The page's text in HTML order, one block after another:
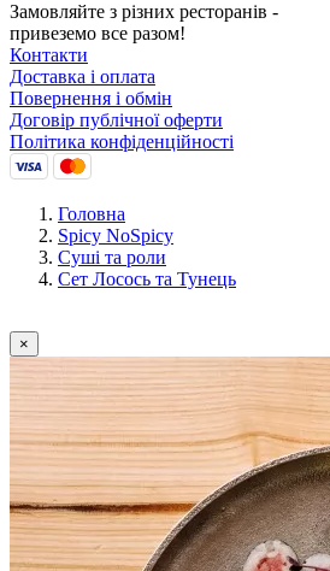
Замовляйте з різних ресторанів -
привеземо все разом!
Контакти
Доставка і оплата
Повернення і обмін
Договір публічної оферти
Політика конфіденційності
Головна
Spicy NoSpicy
Сушi та роли
Сет Лосось та Тунець
×